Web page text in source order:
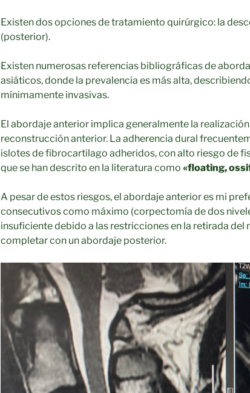
Existen dos opciones de tratamiento quirúrgico: la
(posterior).
Existen numerosas referencias bibliográficas de
asiáticos, donde la prevalencia es más alta,
mínimamente invasivas.
El abordaje anterior implica generalmente la
reconstrucción anterior. La adherencia dural
islotes de fibrocartilago adheridos, con alto riesgo de
que se han descrito en la literatura como «floating,
A pesar de estos riesgos, el abordaje anterior es mi
consecutivos como máximo (corpectomía de dos
insuficiente debido a las restricciones en la retirada
completar con un abordaje posterior.